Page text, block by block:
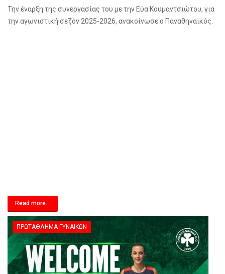
Την έναρξη της συνεργασίας του με την Εύα Κουμαντσιώτου, για
την αγωνιστική σεζόν 2025-2026, ανακοίνωσε ο Παναθηναϊκός.
Read more...
ΠΡΩΤΆΘΛΗΜΑ ΓΥΝΑΙΚΏΝ